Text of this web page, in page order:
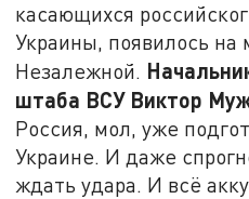
касающихся
Украины, появилось
Незалежной.
штаба ВСУ Виктор
Россия, мол, уже
Украине. И даже
ждать удара. И всё